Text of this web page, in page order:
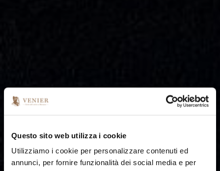
Questo sito web utilizza i cookie
Utilizziamo i cookie per personalizzare contenuti ed
annunci, per fornire funzionalità dei social media e per